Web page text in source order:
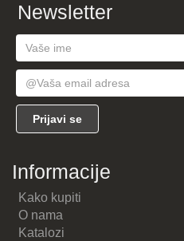
Newsletter
Informacije
Kako kupiti
O nama
Katalozi